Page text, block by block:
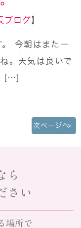
ブログ】
今朝はまた一
。天気は良いで
[…]
次ページへ
ら
さい
場所で